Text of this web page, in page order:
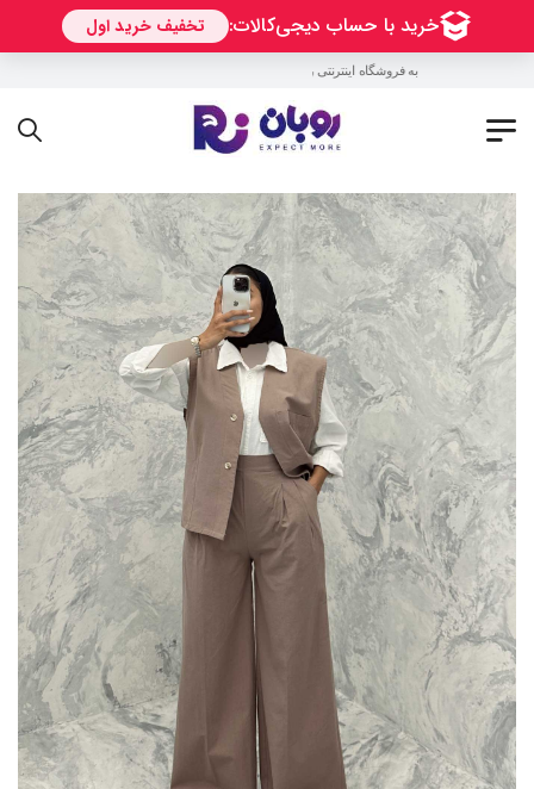
به فروشگاه اینترنتی روبان خوش آمدید !